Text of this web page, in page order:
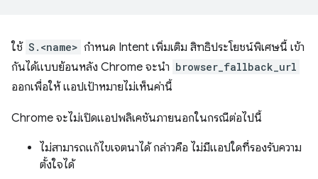
ใช้ S.<name> กำหนด Intent เพิ่มเติม สิทธิประโยชน์พิเศษนี้ เข้า
กันได้แบบย้อนหลัง Chrome จะนำ browser_fallback_url
ออกเพื่อให้ แอปเป้าหมายไม่เห็นค่านี้
Chrome จะไม่เปิดแอปพลิเคชันภายนอกในกรณีต่อไปนี้
ไม่สามารถแก้ไขเจตนาได้ กล่าวคือ ไม่มีแอปใดที่รองรับความ
ตั้งใจได้